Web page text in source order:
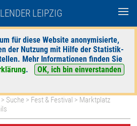
LEIPZIG
für diese Website anonymisierte,
der Nutzung mit Hilfe der Statistik-
Mehr Informationen finden Sie
.
OK, ich bin einverstanden
heute|morgen|Detaillierte Suche
> Suche > Fest & Festival > Marktplatz